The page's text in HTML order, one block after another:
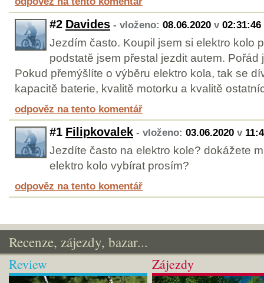
#2 Davides - vloženo: 08.06.2020 v 02:31:46
Jezdím často. Koupil jsem si elektro kolo
podstatě jsem přestal jezdit autem. Pořád
Pokud přemýšlíte o výběru elektro kola, tak se
kapacitě baterie, kvalitě motorku a kvalitě
odpověz na tento komentář
#1 Filipkovalek - vloženo: 03.06.2020 v
Jezdíte často na elektro kole? dokážete
elektro kolo vybírat prosím?
odpověz na tento komentář
Recenze, zájezdy, bazar...
Review Zájezdy